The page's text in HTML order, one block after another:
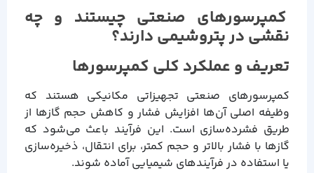
کمپرسورهای صنعتی چیستند و چه
نقشی در پتروشیمی دارند؟
تعریف و عملکرد کلی کمپرسورها
کمپرسورهای صنعتی تجهیزاتی مکانیکی هستند که
وظیفه اصلی آن‌ها افزایش فشار و کاهش حجم گازها از
طریق فشرده‌سازی است. این فرآیند باعث می‌شود که
گازها با فشار بالاتر و حجم کمتر، برای انتقال، ذخیره‌سازی
یا استفاده در فرآیندهای شیمیایی آماده شوند.